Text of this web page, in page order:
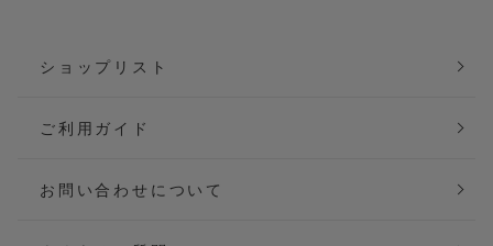
ショップリスト
ご利用ガイド
お問い合わせについて